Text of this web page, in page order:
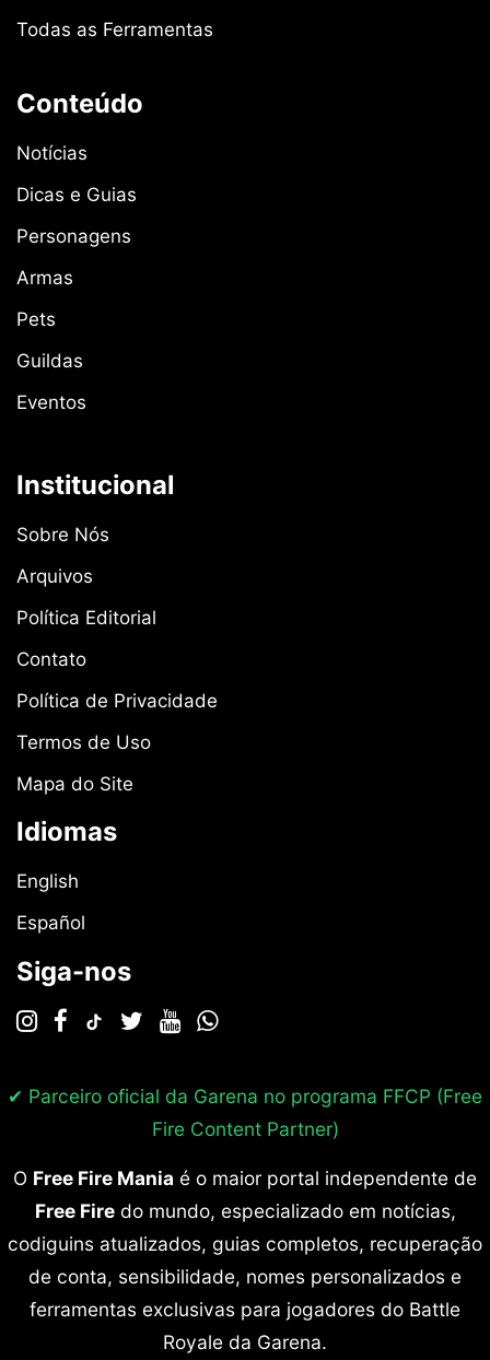
Todas as Ferramentas
Conteúdo
Notícias
Dicas e Guias
Personagens
Armas
Pets
Guildas
Eventos
Institucional
Sobre Nós
Arquivos
Política Editorial
Contato
Política de Privacidade
Termos de Uso
Mapa do Site
Idiomas
English
Español
Siga-nos
✔ Parceiro oficial da Garena no programa FFCP (Free
Fire Content Partner)
O Free Fire Mania é o maior portal independente de
Free Firedo mundo, especializado em notícias,
codiguins atualizados, guias completos, recuperação
de conta, sensibilidade, nomes personalizados e
ferramentas exclusivas para jogadores do Battle
Royale da Garena.